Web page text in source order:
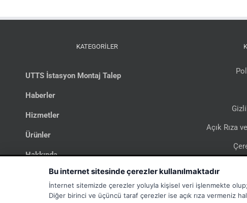
KATEGORİLER
UTTS İstasyon Montaj Talep
Haberler
Hizmetler
Ürünler
Hakkında
İletişim
Açık Rıza
Bu internet sitesinde çerezler kullanılmaktadır
İnternet sitemizde çerezler yoluyla kişisel veri işlenmekte
Diğer birinci ve üçüncü taraf çerezler ise açık rıza vermeniz